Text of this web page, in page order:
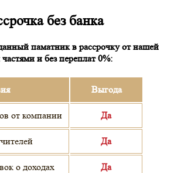
без банка
паматник в рассрочку от нашей
и без переплат 0%:
Выгода
от компании Да
Да
о доходах Да